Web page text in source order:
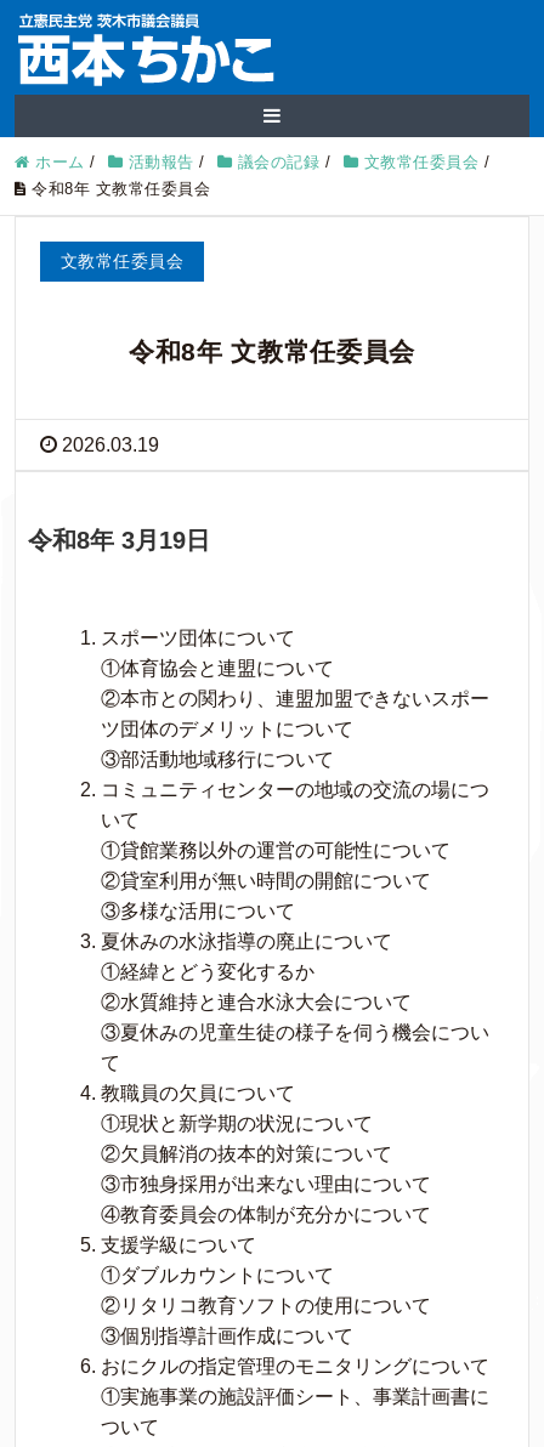
ホーム / 活動報告 / 議会の記録 / 文教常任委員会 /
令和8年 文教常任委員会
文教常任委員会
令和8年 文教常任委員会
2026.03.19
令和8年 3月19日
スポーツ団体について
①体育協会と連盟について
②本市との関わり、連盟加盟できないスポー
ツ団体のデメリットについて
③部活動地域移行について
コミュニティセンターの地域の交流の場につ
いて
①貸館業務以外の運営の可能性について
②貸室利用が無い時間の開館について
③多様な活用について
夏休みの水泳指導の廃止について
①経緯とどう変化するか
②水質維持と連合水泳大会について
③夏休みの児童生徒の様子を伺う機会につい
て
教職員の欠員について
①現状と新学期の状況について
②欠員解消の抜本的対策について
③市独身採用が出来ない理由について
④教育委員会の体制が充分かについて
支援学級について
①ダブルカウントについて
②リタリコ教育ソフトの使用について
③個別指導計画作成について
おにクルの指定管理のモニタリングについて
①実施事業の施設評価シート、事業計画書に
ついて